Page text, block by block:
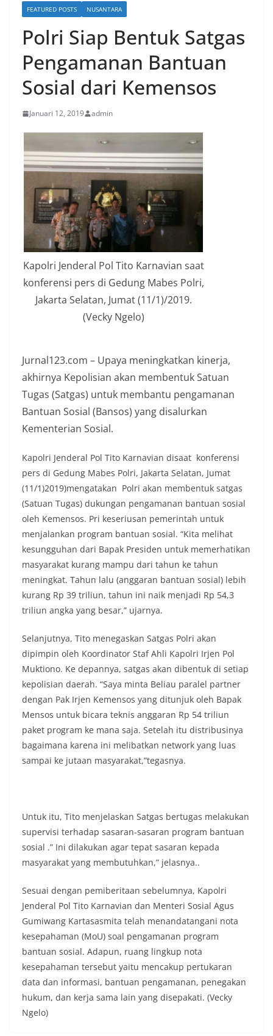
FEATURED POSTS NUSANTARA
Polri Siap Bentuk Satgas
Pengamanan Bantuan
Sosial dari Kemensos
Januari 12, 2019 admin
Kapolri Jenderal Pol Tito Karnavian saat
konferensi pers di Gedung Mabes Polri,
Jakarta Selatan, Jumat (11/1)/2019.
(Vecky Ngelo)
Jurnal123.com – Upaya meningkatkan kinerja,
akhirnya Kepolisian akan membentuk Satuan
Tugas (Satgas) untuk membantu pengamanan
Bantuan Sosial (Bansos) yang disalurkan
Kementerian Sosial.
Kapolri Jenderal Pol Tito Karnavian disaat konferensi
pers di Gedung Mabes Polri, Jakarta Selatan, Jumat
(11/1)2019)mengatakan Polri akan membentuk satgas
(Satuan Tugas) dukungan pengamanan bantuan sosial
oleh Kemensos. Pri keseriusan pemerintah untuk
menjalankan program bantuan sosial. “Kita melihat
kesungguhan dari Bapak Presiden untuk memerhatikan
masyarakat kurang mampu dari tahun ke tahun
meningkat. Tahun lalu (anggaran bantuan sosial) lebih
kurang Rp 39 triliun, tahun ini naik menjadi Rp 54,3
triliun angka yang besar,” ujarnya.
Selanjutnya, Tito menegaskan Satgas Polri akan
dipimpin oleh Koordinator Staf Ahli Kapolri Irjen Pol
Muktiono. Ke depannya, satgas akan dibentuk di setiap
kepolisian daerah. “Saya minta Beliau paralel partner
dengan Pak Irjen Kemensos yang ditunjuk oleh Bapak
Mensos untuk bicara teknis anggaran Rp 54 triliun
paket program ke mana saja. Setelah itu distribusinya
bagaimana karena ini melibatkan network yang luas
sampai ke jutaan masyarakat,”tegasnya.
Untuk itu, Tito menjelaskan Satgas bertugas melakukan
supervisi terhadap sasaran-sasaran program bantuan
sosial .” Ini dilakukan agar tepat sasaran kepada
masyarakat yang membutuhkan,” jelasnya..
Sesuai dengan pemiberitaan sebelumnya, Kapolri
Jenderal Pol Tito Karnavian dan Menteri Sosial Agus
Gumiwang Kartasasmita telah menandatangani nota
kesepahaman (MoU) soal pengamanan program
bantuan sosial. Adapun, ruang lingkup nota
kesepahaman tersebut yaitu mencakup pertukaran
data dan informasi, bantuan pengamanan, penegakan
hukum, dan kerja sama lain yang disepakati. (Vecky
Ngelo)